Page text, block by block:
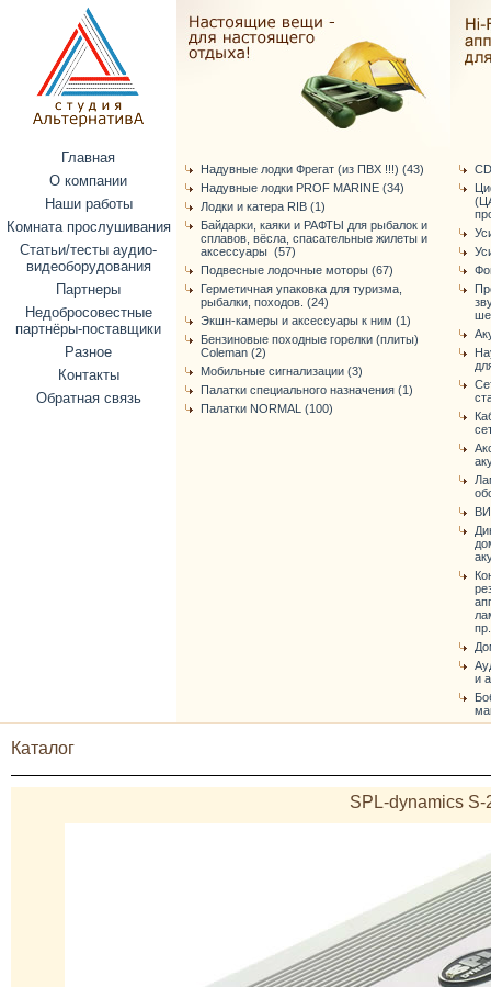
Главная
О компании
Наши работы
Комната прослушивания
Статьи/тесты аудио-
видеоборудования
Партнеры
Недобросовестные
партнёры-поставщики
Разное
Контакты
Обратная связь
Надувные лодки Фрегат (из ПВХ !!!) (43)
Надувные лодки PROF MARINE (34)
Лодки и катера RIB (1)
Байдарки, каяки и РАФТЫ для рыбалок и
сплавов, вёсла, спасательные жилеты и
аксессуары (57)
Подвесные лодочные моторы (67)
Герметичная упаковка для туризма,
рыбалки, походов. (24)
Экшн-камеры и аксессуары к ним (1)
Бензиновые походные горелки (плиты)
Coleman (2)
Мобильные сигнализации (3)
Палатки специального назначения (1)
Палатки NORMAL (100)
и
Каталог
SPL-dynamics S-